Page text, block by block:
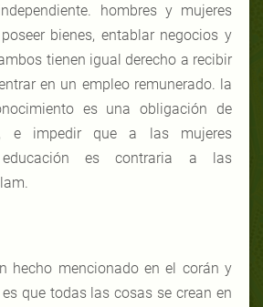
hombres y mujeres
bienes, entablar negocios y
tienen igual derecho a recibir
en un empleo remunerado. la
es una obligación de
e impedir que a las mujeres
es contraria a las
hecho mencionado en el corán y
que todas las cosas se crean en